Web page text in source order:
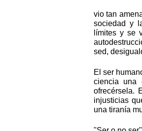
vio tan
sociedad y
límites y se
sed,
El ser
ciencia una
ofrecérsela.
injusticias
una tiranía